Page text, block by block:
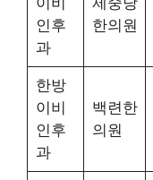
인후
과
한의원
한방
이비
인후
과
백련한
의원